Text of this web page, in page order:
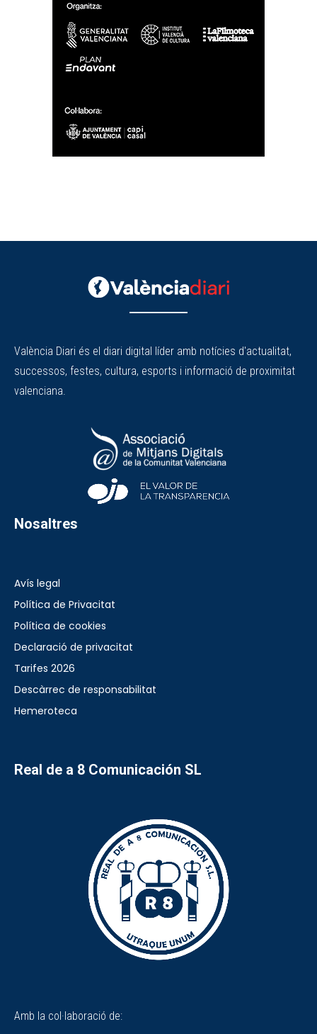
València Diari és el diari digital líder amb notícies d'actualitat,
successos, festes, cultura, esports i informació de proximitat
valenciana.
Nosaltres
Avís legal
Política de Privacitat
Política de cookies
Declaració de privacitat
Tarifes 2026
Descàrrec de responsabilitat
Hemeroteca
Real de a 8 Comunicación SL
Amb la col·laboració de: